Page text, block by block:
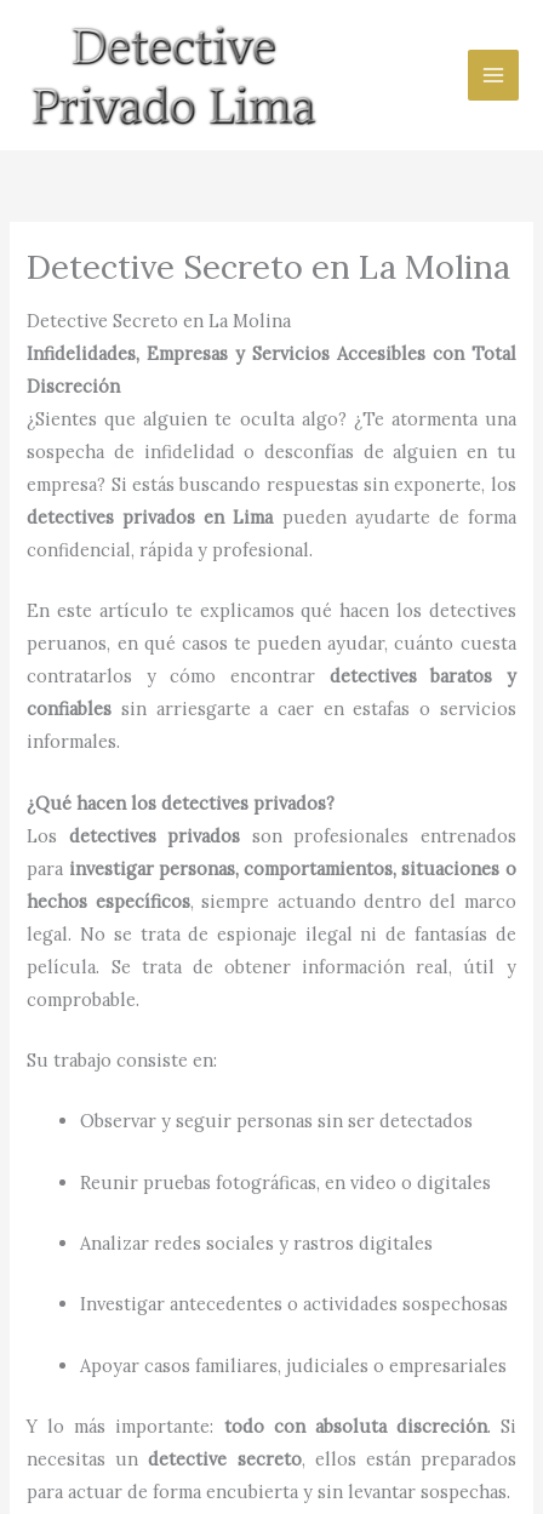
contenido
Detective Secreto en La Molina
Detective Secreto en La Molina
Infidelidades, Empresas y Servicios Accesibles con Total
Discreción
¿Sientes que alguien te oculta algo? ¿Te atormenta una
sospecha de infidelidad o desconfías de alguien en tu
empresa? Si estás buscando respuestas sin exponerte, los
detectives privados en Limapueden ayudarte de forma
confidencial, rápida y profesional.
En este artículo te explicamos qué hacen los detectives
peruanos, en qué casos te pueden ayudar, cuánto cuesta
contratarlos y cómo encontrar detectives baratos y
confiables sin arriesgarte a caer en estafas o servicios
informales.
¿Qué hacen los detectives privados?
Los detectives privados son profesionales entrenados
para investigar personas, comportamientos, situaciones o
hechos específicos, siempre actuando dentro del marco
legal. No se trata de espionaje ilegal ni de fantasías de
película. Se trata de obtener información real, útil y
comprobable.
Su trabajo consiste en:
Observar y seguir personas sin ser detectados
Reunir pruebas fotográficas, en video o digitales
Analizar redes sociales y rastros digitales
Investigar antecedentes o actividades sospechosas
Apoyar casos familiares, judiciales o empresariales
Y lo más importante: todo con absoluta discreción. Si
necesitas undetective secreto, ellos están preparados
para actuar de forma encubierta y sin levantar sospechas.